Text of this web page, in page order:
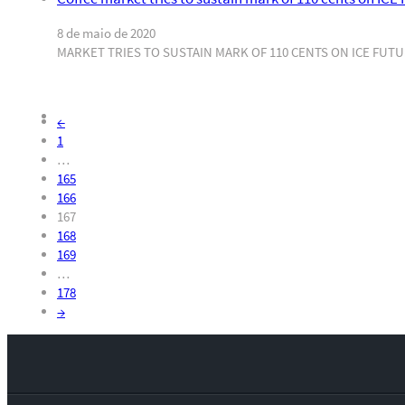
8 de maio de 2020
MARKET TRIES TO SUSTAIN MARK OF 110 CENTS ON ICE
←
1
…
165
166
167
168
169
…
178
→